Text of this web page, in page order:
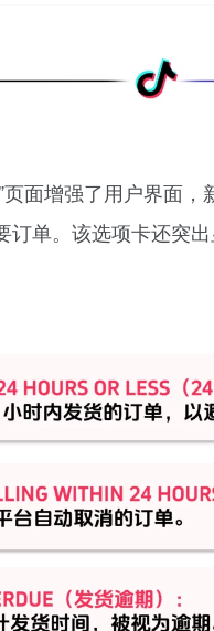
面增强了用户界面
单。该选项卡还突